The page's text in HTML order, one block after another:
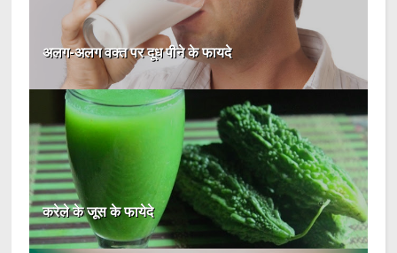
अलग-अलग वक्त पर दूध पीने के फायदे
करेले के जूस के फायेदे